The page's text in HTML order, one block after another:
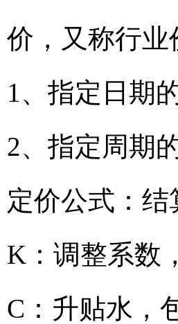
价，又称行
1、指定日期
2、指定周期
定价公式：
K：调整系数
C：升贴水，